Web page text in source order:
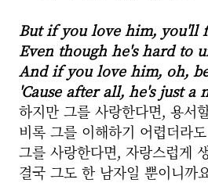
But if you love him, you'll
Even though he's hard to
And if you love him, oh,
'Cause after all, he's just a
하지만 그를 사랑한다면, 용서
비록 그를 이해하기 어렵더라도
그를 사랑한다면, 자랑스럽게
결국 그도 한 남자일 뿐이니까